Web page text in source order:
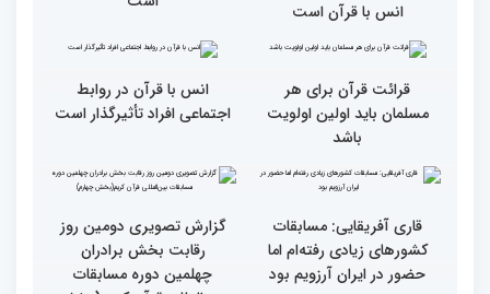
جزئیات سومین روز رقابت
بخش برادران مسابقات
بین‌المللی قرآن کریم
فرآیند اجرایی و فنی
مسابقات قرآن با مساعدت
همه بخش‌های ستاد اجرایی
به خوبی پیش رفته/ اوقاف
همه باید قرآنی و اهل قرآن
شویم/ ایران بیش از
کشورهای دیگر دغدغه مردم
دومین محفل انس با قرآن
ویژه بانوان در فرهنگسرای
امید برگزار شد